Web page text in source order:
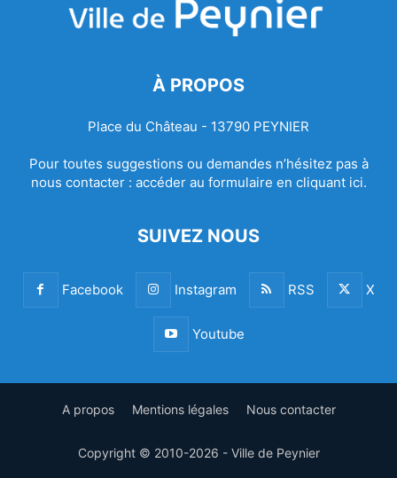
À PROPOS
Place du Château - 13790 PEYNIER
Pour toutes suggestions ou demandes n’hésitez pas à
nous contacter : accéder au formulaire en cliquant ici.
SUIVEZ NOUS
Facebook Instagram RSS X
Youtube
A propos Mentions légales Nous contacter
Copyright © 2010-2026 - Ville de Peynier